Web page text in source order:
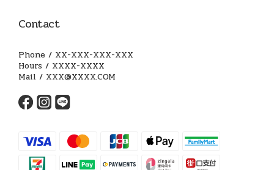
Contact
Phone / XX-XXX-XXX-XXX
Hours / XXXX-XXXX
Mail / XXX@XXXX.COM